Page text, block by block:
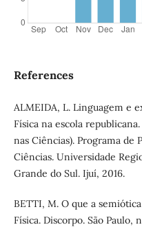
References
ALMEIDA, L. Linguagem e
Física na escola
nas Ciências). Programa de
Ciências. Universidade
Grande do Sul. Ijuí, 2016.
BETTI, M. O que a
Física. Discorpo. São Paulo,